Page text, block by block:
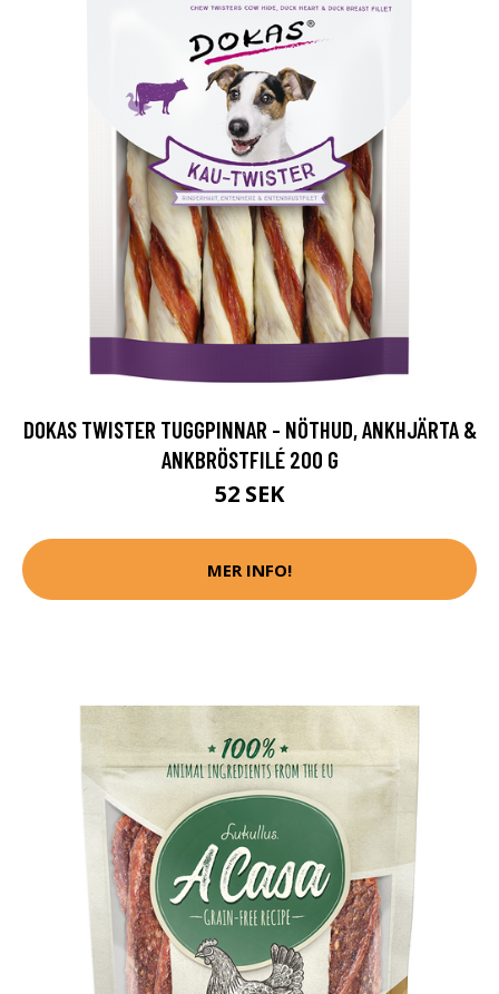
DOKAS TWISTER TUGGPINNAR - NÖTHUD, ANKHJÄRTA &
ANKBRÖSTFILÉ 200 G
52 SEK
MER INFO!